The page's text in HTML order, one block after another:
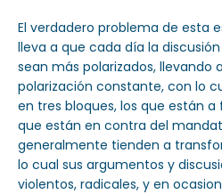
El verdadero problema de esta
lleva a que cada día la
sean más polarizados, llevando
polarización constante, con lo
en tres bloques, los que están
que están en contra del
generalmente tienden a
lo cual sus argumentos y
violentos, radicales, y en